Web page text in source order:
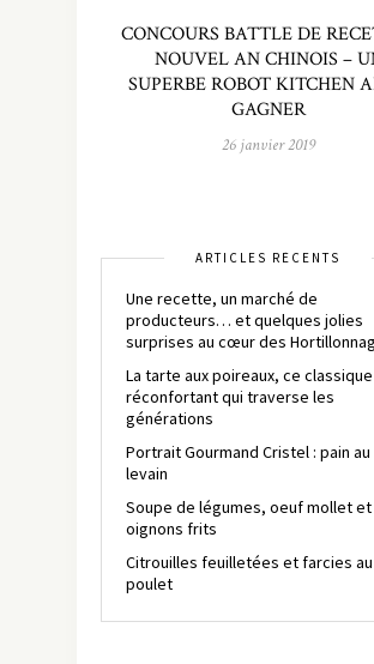
CONCOURS BATTLE DE
NOUVEL AN CHINOIS –
SUPERBE ROBOT KITCHEN
GAGNER
26 janvier 2019
ARTICLES RÉCENTS
Une recette, un marché de
producteurs… et quelques jolies
surprises au cœur des
La tarte aux poireaux, ce classique
réconfortant qui traverse les
générations
Portrait Gourmand Cristel : pain au
levain
Soupe de légumes, oeuf mollet et
oignons frits
Citrouilles feuilletées et farcies au
poulet